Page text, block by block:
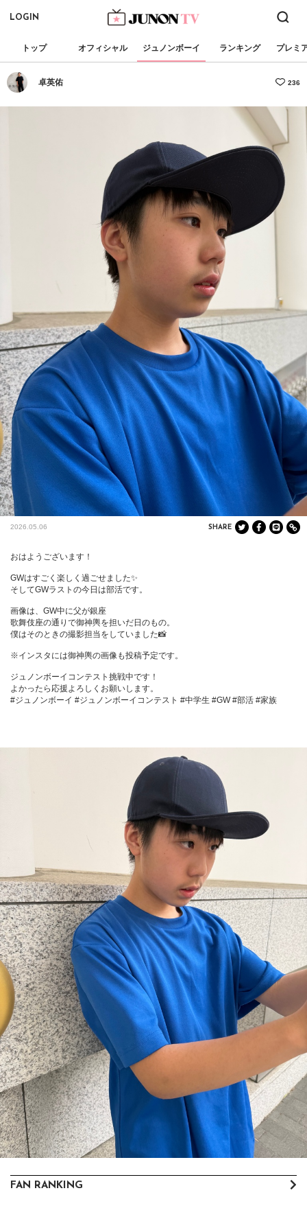
LOGIN
トップ オフィシャル ジュノンボーイ ランキング プレミ
卓英佑 236
2026.05.06 SHARE
おはようございます！
GWはすごく楽しく過ごせました✨
そしてGWラストの今日は部活です。
画像は、GW中に父が銀座
歌舞伎座の通りで御神輿を担いだ日のもの。
僕はそのときの撮影担当をしていました📸
※インスタには御神輿の画像も投稿予定です。
ジュノンボーイコンテスト挑戦中です！
よかったら応援よろしくお願いします。
#ジュノンボーイ #ジュノンボーイコンテスト #中学生 #GW #部活 #家族
FAN RANKING